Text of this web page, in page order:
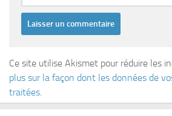
Ce site utilise Akismet pour réduire les
plus sur la façon dont les données de
traitées